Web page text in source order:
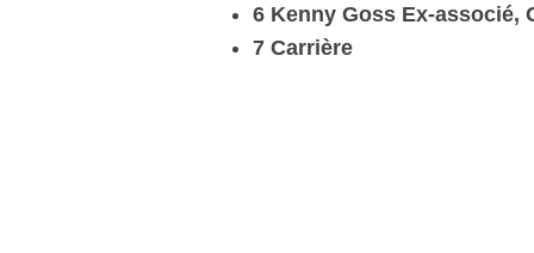
6 Kenny Goss Ex-associé,
7 Carrière